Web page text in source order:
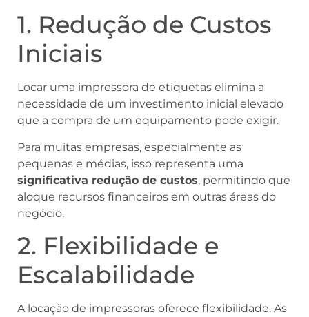
1. Redução de Custos
Iniciais
Locar uma impressora de etiquetas elimina a
necessidade de um investimento inicial elevado
que a compra de um equipamento pode exigir.
Para muitas empresas, especialmente as
pequenas e médias, isso representa uma
significativa redução de custos, permitindo que
aloque recursos financeiros em outras áreas do
negócio.
2. Flexibilidade e
Escalabilidade
A locação de impressoras oferece flexibilidade. As